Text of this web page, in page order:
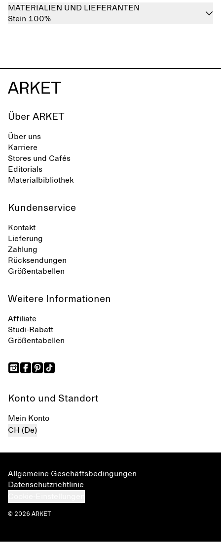
MATERIALIEN UND LIEFERANTEN
Stein 100%
Über ARKET
Über uns
Karriere
Stores und Cafés
Editorials
Materialbibliothek
Kundenservice
Kontakt
Lieferung
Zahlung
Rücksendungen
Größentabellen
Weitere Informationen
Affiliate
Studi-Rabatt
Größentabellen
Konto und Standort
Mein Konto
CH (De)
Allgemeine Geschäftsbedingungen
Datenschutzrichtlinie
© 2026 ARKET